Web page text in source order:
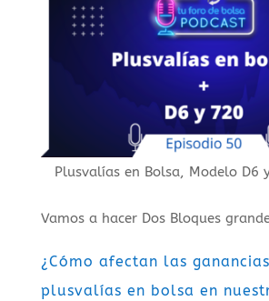
Plusvalías en Bolsa, Modelo D6
Vamos a hacer Dos Bloques
¿Cómo afectan las
plusvalías en bolsa en